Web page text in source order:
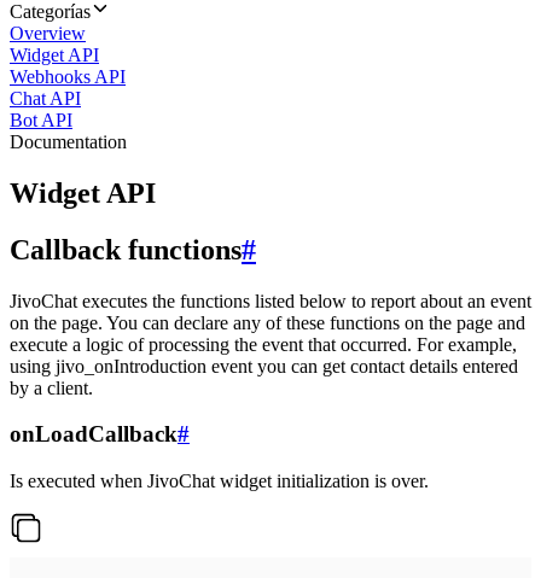
Categorías
Overview
Widget API
Webhooks API
Chat API
Bot API
Documentation
Widget API
Callback functions#
JivoChat executes the functions listed below to report about an event
on the page. You can declare any of these functions on the page and
execute a logic of processing the event that occurred. For example,
using jivo_onIntroduction event you can get contact details entered
by a client.
onLoadCallback#
Is executed when JivoChat widget initialization is over.